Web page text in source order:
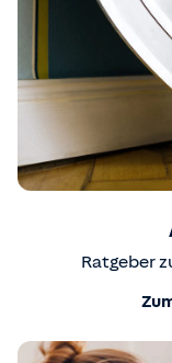
Ratgeber